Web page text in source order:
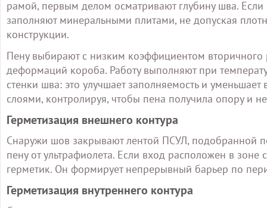
рамой, первым делом осматривают глубину шва.
заполняют минеральными плитами, не допуская
конструкции.
Пену выбирают с низким коэффициентом
деформаций короба. Работу выполняют при
стенки шва: это улучшает заполняемость и
слоями, контролируя, чтобы пена получила опору и
Герметизация внешнего контура
Снаружи шов закрывают лентой ПСУЛ, подобранной
пену от ультрафиолета. Если вход расположен в
герметик. Он формирует непрерывный барьер по
Герметизация внутреннего контура